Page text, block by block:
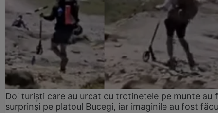
Doi turiști care au urcat cu trotinetele pe munte au
surprinși pe platoul Bucegi, iar imaginile au fost